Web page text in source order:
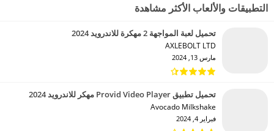
التطبيقات والألعاب الأكثر مشاهدة
تحميل لعبة المواجهة 2 مهكرة للاندرويد 2024
AXLEBOLT LTD‏
مارس 13, 2024
تحميل تطبيق Provid Video Player مهكر للاندرويد 2024
Avocado Milkshake‏
فبراير 4, 2024